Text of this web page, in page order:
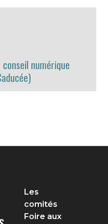
numérique
Les
comités
Foire aux